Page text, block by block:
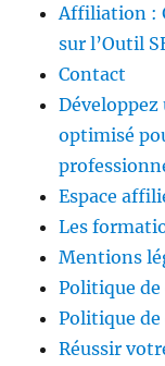
Affiliation :
sur l’Outil
Contact
optimisé
Espace
Les
Mentions
Politique
Politique de
Réussir